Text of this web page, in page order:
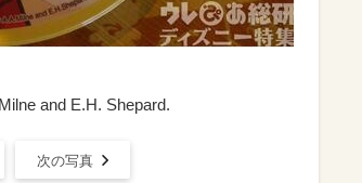
and E.H. Shepard.
次の写真